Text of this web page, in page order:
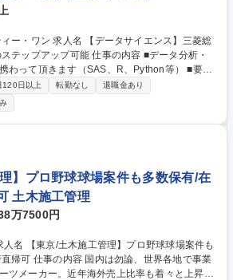
タサイエンス】三菱総
可能 仕事の内容 ■データ分析・
わって頂きます（SAS、R、Python等） ■要件
計など、上流工程へのステップアップが可能で
ト事例】 ・カード情報系システム構築、キャ
・ダッシュボードとのデータ連携機能の開発
知機能の開発 など 募集職種 【データ
ープ/上流工程へのステップアップ可能
120日以上 転勤なし
退職金あり
】プロ野球球場案件も多数保有/在
土木施工管理
万7500円
界各地で事業
ツメーカー。近年海外売上比率も着々と上昇